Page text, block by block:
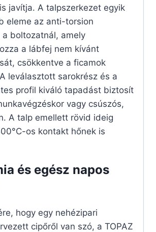
javítja. A talpszerkezet egyik
eleme az anti-torsion
a boltozatnál, amely
a lábfej nem kívánt
csökkentve a ficamok
leválasztott sarokrész és a
profil kiváló tapadást biztosít
vagy csúszós,
A talp emellett rövid ideig
os kontakt hőnek is
és egész napos
hogy egy nehézipari
cipőről van szó, a TOPAZ